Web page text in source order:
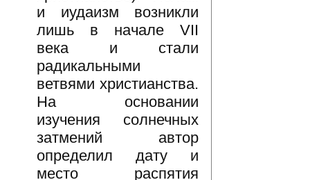
и иудаизм возникли
лишь в начале VII
века и стали
радикальными
ветвями христианства.
На основании
изучения солнечных
затмений автор
определил дату и
место распятия